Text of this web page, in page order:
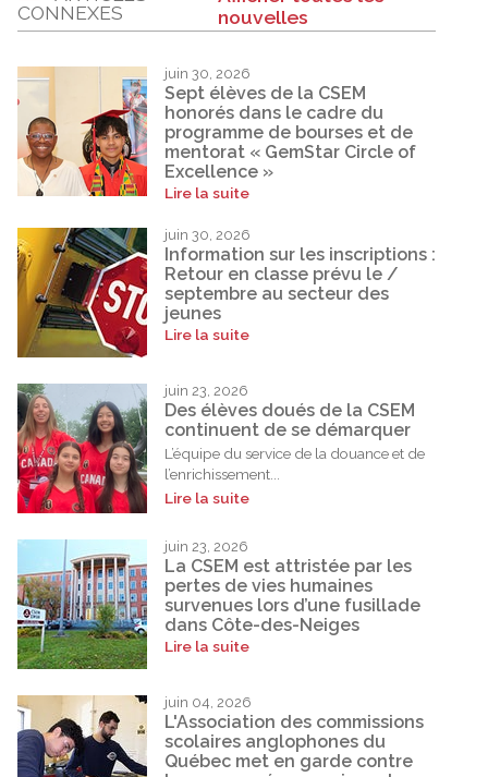
CONNEXES
nouvelles
juin 30, 2026
Sept élèves de la CSEM
honorés dans le cadre du
programme de bourses et de
mentorat « GemStar Circle of
Excellence »
Lire la suite
juin 30, 2026
Information sur les inscriptions :
Retour en classe prévu le /
septembre au secteur des
jeunes
Lire la suite
juin 23, 2026
Des élèves doués de la CSEM
continuent de se démarquer
L’équipe du service de la douance et de
l’enrichissement...
Lire la suite
juin 23, 2026
La CSEM est attristée par les
pertes de vies humaines
survenues lors d’une fusillade
dans Côte-des-Neiges
Lire la suite
juin 04, 2026
L'Association des commissions
scolaires anglophones du
Québec met en garde contre